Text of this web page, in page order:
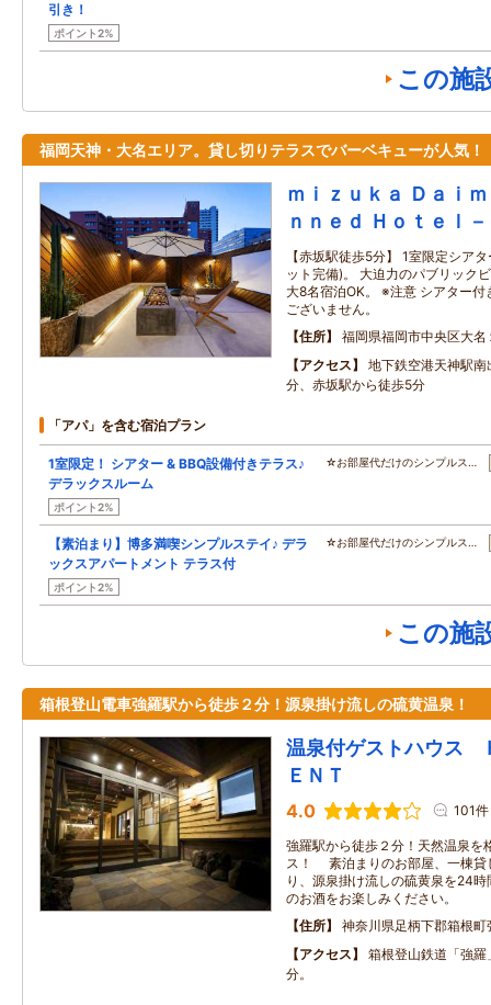
引き！
ポイント2%
この施
福岡天神・大名エリア。貸し切りテラスでバーベキューが人気！
ｍｉｚｕｋａ Ｄａｉ
ｎｎｅｄ Ｈｏｔｅｌ－
【赤坂駅徒歩5分】 1室限定シア
ット完備)。 大迫力のパブリック
大8名宿泊OK。 ※注意 シアター
ございません。
住所
福岡県福岡市中央区大名
アクセス
地下鉄空港天神駅
分、赤坂駅から徒歩5分
「アパ」を含む宿泊プラン
1室限定！ シアター & BBQ設備付きテラス♪
デラックスルーム
ポイント2%
☆お部屋代だけのシンプルス…
【素泊まり】博多満喫シンプルステイ♪ デラ
ックスアパートメント テラス付
ポイント2%
☆お部屋代だけのシンプルス…
この施
箱根登山電車強羅駅から徒歩２分！源泉掛け流しの硫黄温泉！
温泉付ゲストハウス
ＥＮＴ
4.0 101件
強羅駅から徒歩２分！天然温泉を
ス！ 素泊まりのお部屋、一棟貸
り、源泉掛け流しの硫黄泉を24
のお酒をお楽しみください。
住所
神奈川県足柄下郡箱根
アクセス
箱根登山鉄道「強
分。